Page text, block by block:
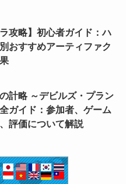
ラ攻略】初心者ガイド：ハ
おすすめアーティファク
の計略 ～デビルズ・プラン
ガイド：参加者、ゲーム
評価について解説